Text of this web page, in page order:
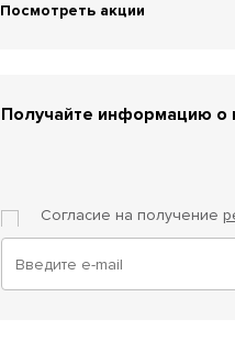
Посмотреть акции
Получайте информацию о
Согласие на получение